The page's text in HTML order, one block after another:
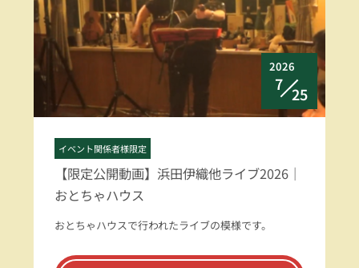
2026
7
25
イベント関係者様限定
【限定公開動画】浜田伊織他ライブ2026｜
おとちゃハウス
おとちゃハウスで行われたライブの模様です。